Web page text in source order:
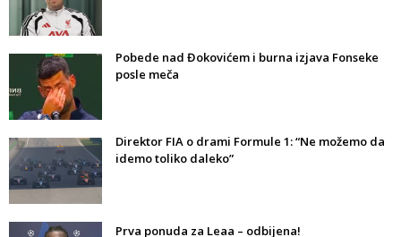
Pobede nad Đokovićem i burna izjava Fonseke
posle meča
Direktor FIA o drami Formule 1: “Ne možemo da
idemo toliko daleko”
Prva ponuda za Leaa – odbijena!